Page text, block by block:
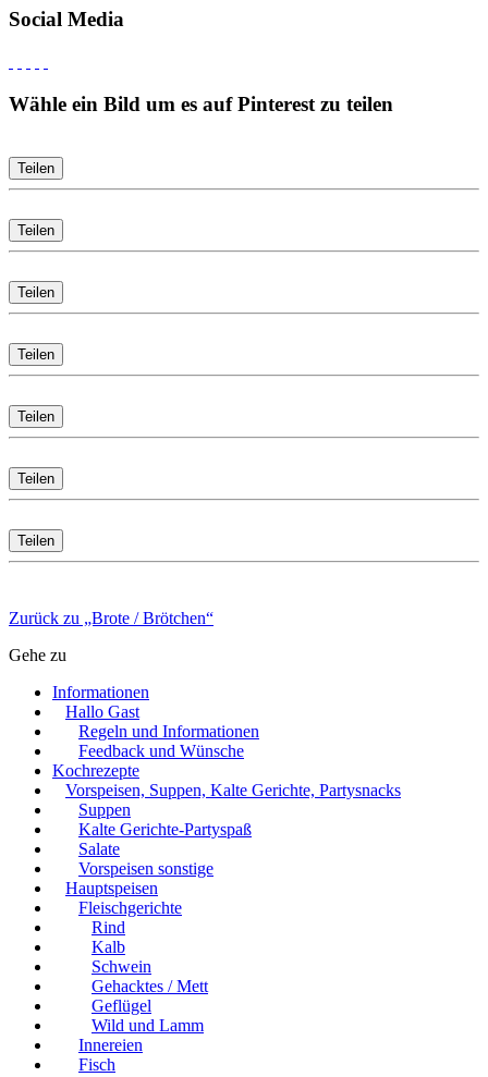
Social Media
Wähle ein Bild um es auf Pinterest zu teilen
Teilen
Teilen
Teilen
Teilen
Teilen
Teilen
Teilen
Zurück zu „Brote / Brötchen“
Gehe zu
Informationen
Hallo Gast
Regeln und Informationen
Feedback und Wünsche
Kochrezepte
Vorspeisen, Suppen, Kalte Gerichte, Partysnacks
Suppen
Kalte Gerichte-Partyspaß
Salate
Vorspeisen sonstige
Hauptspeisen
Fleischgerichte
Rind
Kalb
Schwein
Gehacktes / Mett
Geflügel
Wild und Lamm
Innereien
Fisch